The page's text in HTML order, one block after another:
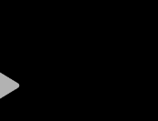
Play